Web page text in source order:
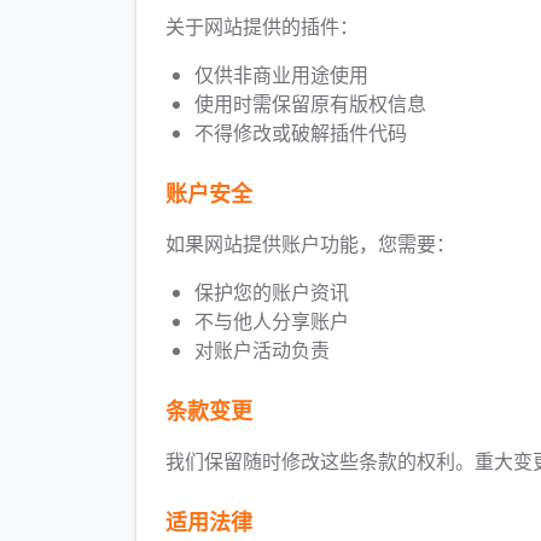
关于网站提供的插件：
仅供非商业用途使用
使用时需保留原有版权信息
不得修改或破解插件代码
账户安全
如果网站提供账户功能，您需要：
保护您的账户资讯
不与他人分享账户
对账户活动负责
条款变更
我们保留随时修改这些条款的权利。重大变
适用法律